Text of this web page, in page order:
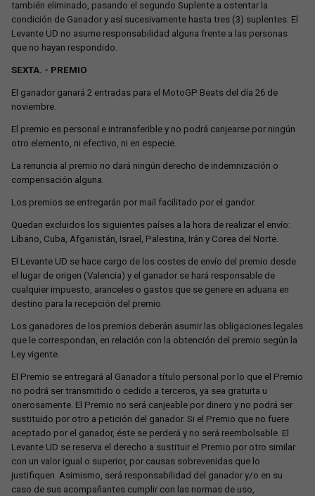
también eliminado, pasando el segundo Suplente a ostentar la
condición de Ganador y así sucesivamente hasta tres (3) suplentes. El
Levante UD no asume responsabilidad alguna frente a las personas
que no hayan respondido.
SEXTA. - PREMIO
El ganador ganará 2 entradas para el MotoGP Beats del día 26 de
noviembre.
El premio es personal e intransferible y no podrá canjearse por ningún
otro elemento, ni efectivo, ni en especie.
La renuncia al premio no dará ningún derecho de indemnización o
compensación alguna.
Los premios se entregarán por mail facilitado por el gandor.
Quedan excluidos los siguientes países a la hora de realizar el envío:
Líbano, Cuba, Afganistán, Israel, Palestina, Irán y Corea del Norte.
El Levante UD se hace cargo de los costes de envío del premio desde
el lugar de origen (Valencia) y el ganador se hará responsable de
cualquier impuesto, aranceles o gastos que se genere en aduana en
destino para la recepción del premio.
Los ganadores de los premios deberán asumir las obligaciones legales
que le correspondan, en relación con la obtención del premio según la
Ley vigente.
El Premio se entregará al Ganador a título personal por lo que el Premio
no podrá ser transmitido o cedido a terceros, ya sea gratuita u
onerosamente. El Premio no será canjeable por dinero y no podrá ser
sustituido por otro a petición del ganador. Si el Premio que no fuere
aceptado por el ganador, éste se perderá y no será reembolsable. El
Levante UD se reserva el derecho a sustituir el Premio por otro similar
con un valor igual o superior, por causas sobrevenidas que lo
justifiquen. Asimismo, será responsabilidad del ganador y/o en su
caso de sus acompañantes cumplir con las normas de uso,